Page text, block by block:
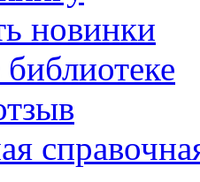
новинки